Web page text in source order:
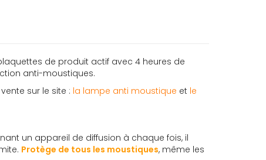
de produit actif avec 4 heures de
anti-moustiques.
sur le site : la lampe anti moustique et le
un appareil de diffusion à chaque fois, il
Protège de tous les moustiques, même les